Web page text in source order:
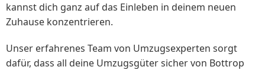
kannst dich ganz auf das Einleben in deinem neuen
Zuhause konzentrieren.
Unser erfahrenes Team von Umzugsexperten sorgt
dafür, dass all deine Umzugsgüter sicher von Bottrop